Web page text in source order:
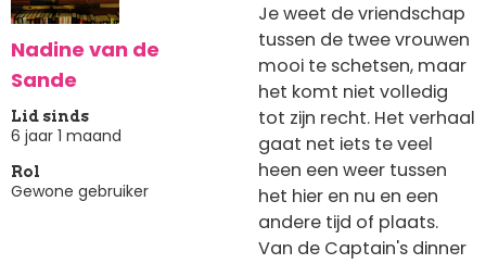
Nadine van de
Sande
Lid sinds
6 jaar 1 maand
Rol
Gewone gebruiker
Je weet de vriendschap
tussen de twee vrouwen
mooi te schetsen, maar
het komt niet volledig
tot zijn recht. Het verhaal
gaat net iets te veel
heen een weer tussen
het hier en nu en een
andere tijd of plaats.
Van de Captain's dinner